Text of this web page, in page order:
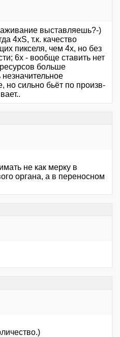
выставляешь?-)
4хS, т.к. качество
пикселя, чем 4х, но без
6x - вообще ставить нет
больше
незначительное
но сильно бьёт по произв-
не как мерку в
органа, а в переносном